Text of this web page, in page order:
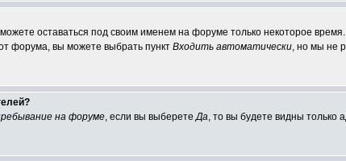
оставаться под своим именем на форуме только некоторое
форума, вы можете выбрать пункт Входить автоматически, но мы не
на форуме, если вы выберетеДа, то вы будете видны только